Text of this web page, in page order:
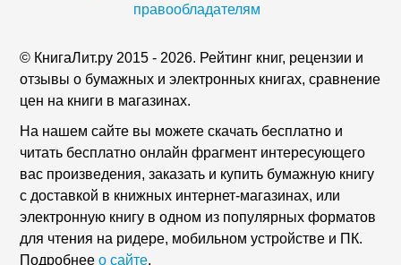
правообладателям
© КнигаЛит.ру 2015 - 2026. Рейтинг книг, рецензии и
отзывы о бумажных и электронных книгах, сравнение
цен на книги в магазинах.
На нашем сайте вы можете скачать бесплатно и
читать бесплатно онлайн фрагмент интересующего
вас произведения, заказать и купить бумажную книгу
с доставкой в книжных интернет-магазинах, или
электронную книгу в одном из популярных форматов
для чтения на ридере, мобильном устройстве и ПК.
Подробнеео сайте.